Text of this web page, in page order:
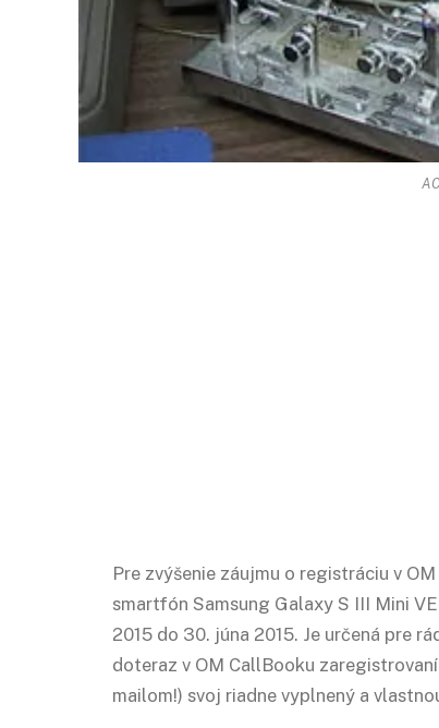
Pre zvýšenie záujmu o registráciu v
smartfón Samsung Galaxy S III Mini
2015 do 30. júna 2015. Je určená pre
doteraz v OM CallBooku
mailom!) svoj riadne vyplnený a